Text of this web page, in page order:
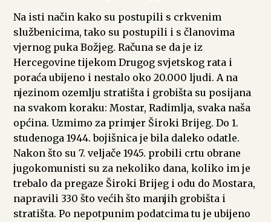
Na isti način kako su postupili s crkvenim
službenicima, tako su postupili i s članovima
vjernog puka Božjeg. Računa se da je iz
Hercegovine tijekom Drugog svjetskog rata i
poraća ubijeno i nestalo oko 20.000 ljudi. A na
njezinom ozemlju stratišta i grobišta su posijana
na svakom koraku: Mostar, Radimlja, svaka naša
općina. Uzmimo za primjer Široki Brijeg. Do 1.
studenoga 1944. bojišnica je bila daleko odatle.
Nakon što su 7. veljače 1945. probili crtu obrane
jugokomunisti su za nekoliko dana, koliko im je
trebalo da pregaze Široki Brijeg i odu do Mostara,
napravili 330 što većih što manjih grobišta i
stratišta. Po nepotpunim podatcima tu je ubijeno